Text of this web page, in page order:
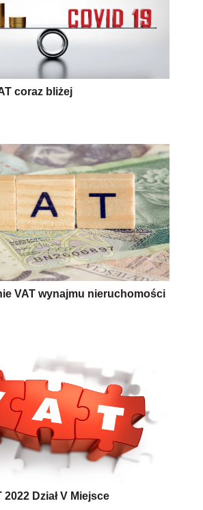
coraz bliżej
VAT wynajmu nieruchomości
2022 Dział V Miejsce